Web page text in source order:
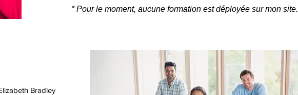
Bradley
* Pour le moment, aucune formation est déployée sur mon site.